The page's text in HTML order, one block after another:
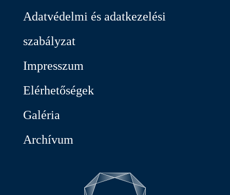
Adatvédelmi és adatkezelési
szabályzat
Impresszum
Elérhetőségek
Galéria
Archívum